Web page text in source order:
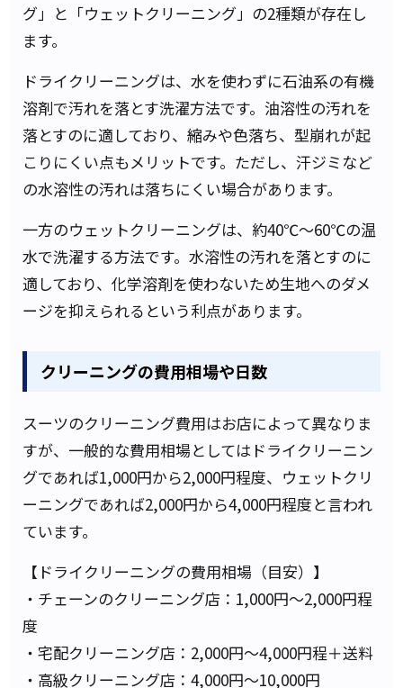
グ」と「ウェットクリーニング」の2種類が存在し
ます。
ドライクリーニングは、水を使わずに石油系の有機
溶剤で汚れを落とす洗濯方法です。油溶性の汚れを
落とすのに適しており、縮みや色落ち、型崩れが起
こりにくい点もメリットです。ただし、汗ジミなど
の水溶性の汚れは落ちにくい場合があります。
一方のウェットクリーニングは、約40℃～60℃の温
水で洗濯する方法です。水溶性の汚れを落とすのに
適しており、化学溶剤を使わないため生地へのダメ
ージを抑えられるという利点があります。
クリーニングの費用相場や日数
スーツのクリーニング費用はお店によって異なりま
すが、一般的な費用相場としてはドライクリーニン
グであれば1,000円から2,000円程度、ウェットクリ
ーニングであれば2,000円から4,000円程度と言われ
ています。
【ドライクリーニングの費用相場（目安）】
・チェーンのクリーニング店：1,000円～2,000円程
度
・宅配クリーニング店：2,000円～4,000円程＋送料
・高級クリーニング店：4,000円〜10,000円